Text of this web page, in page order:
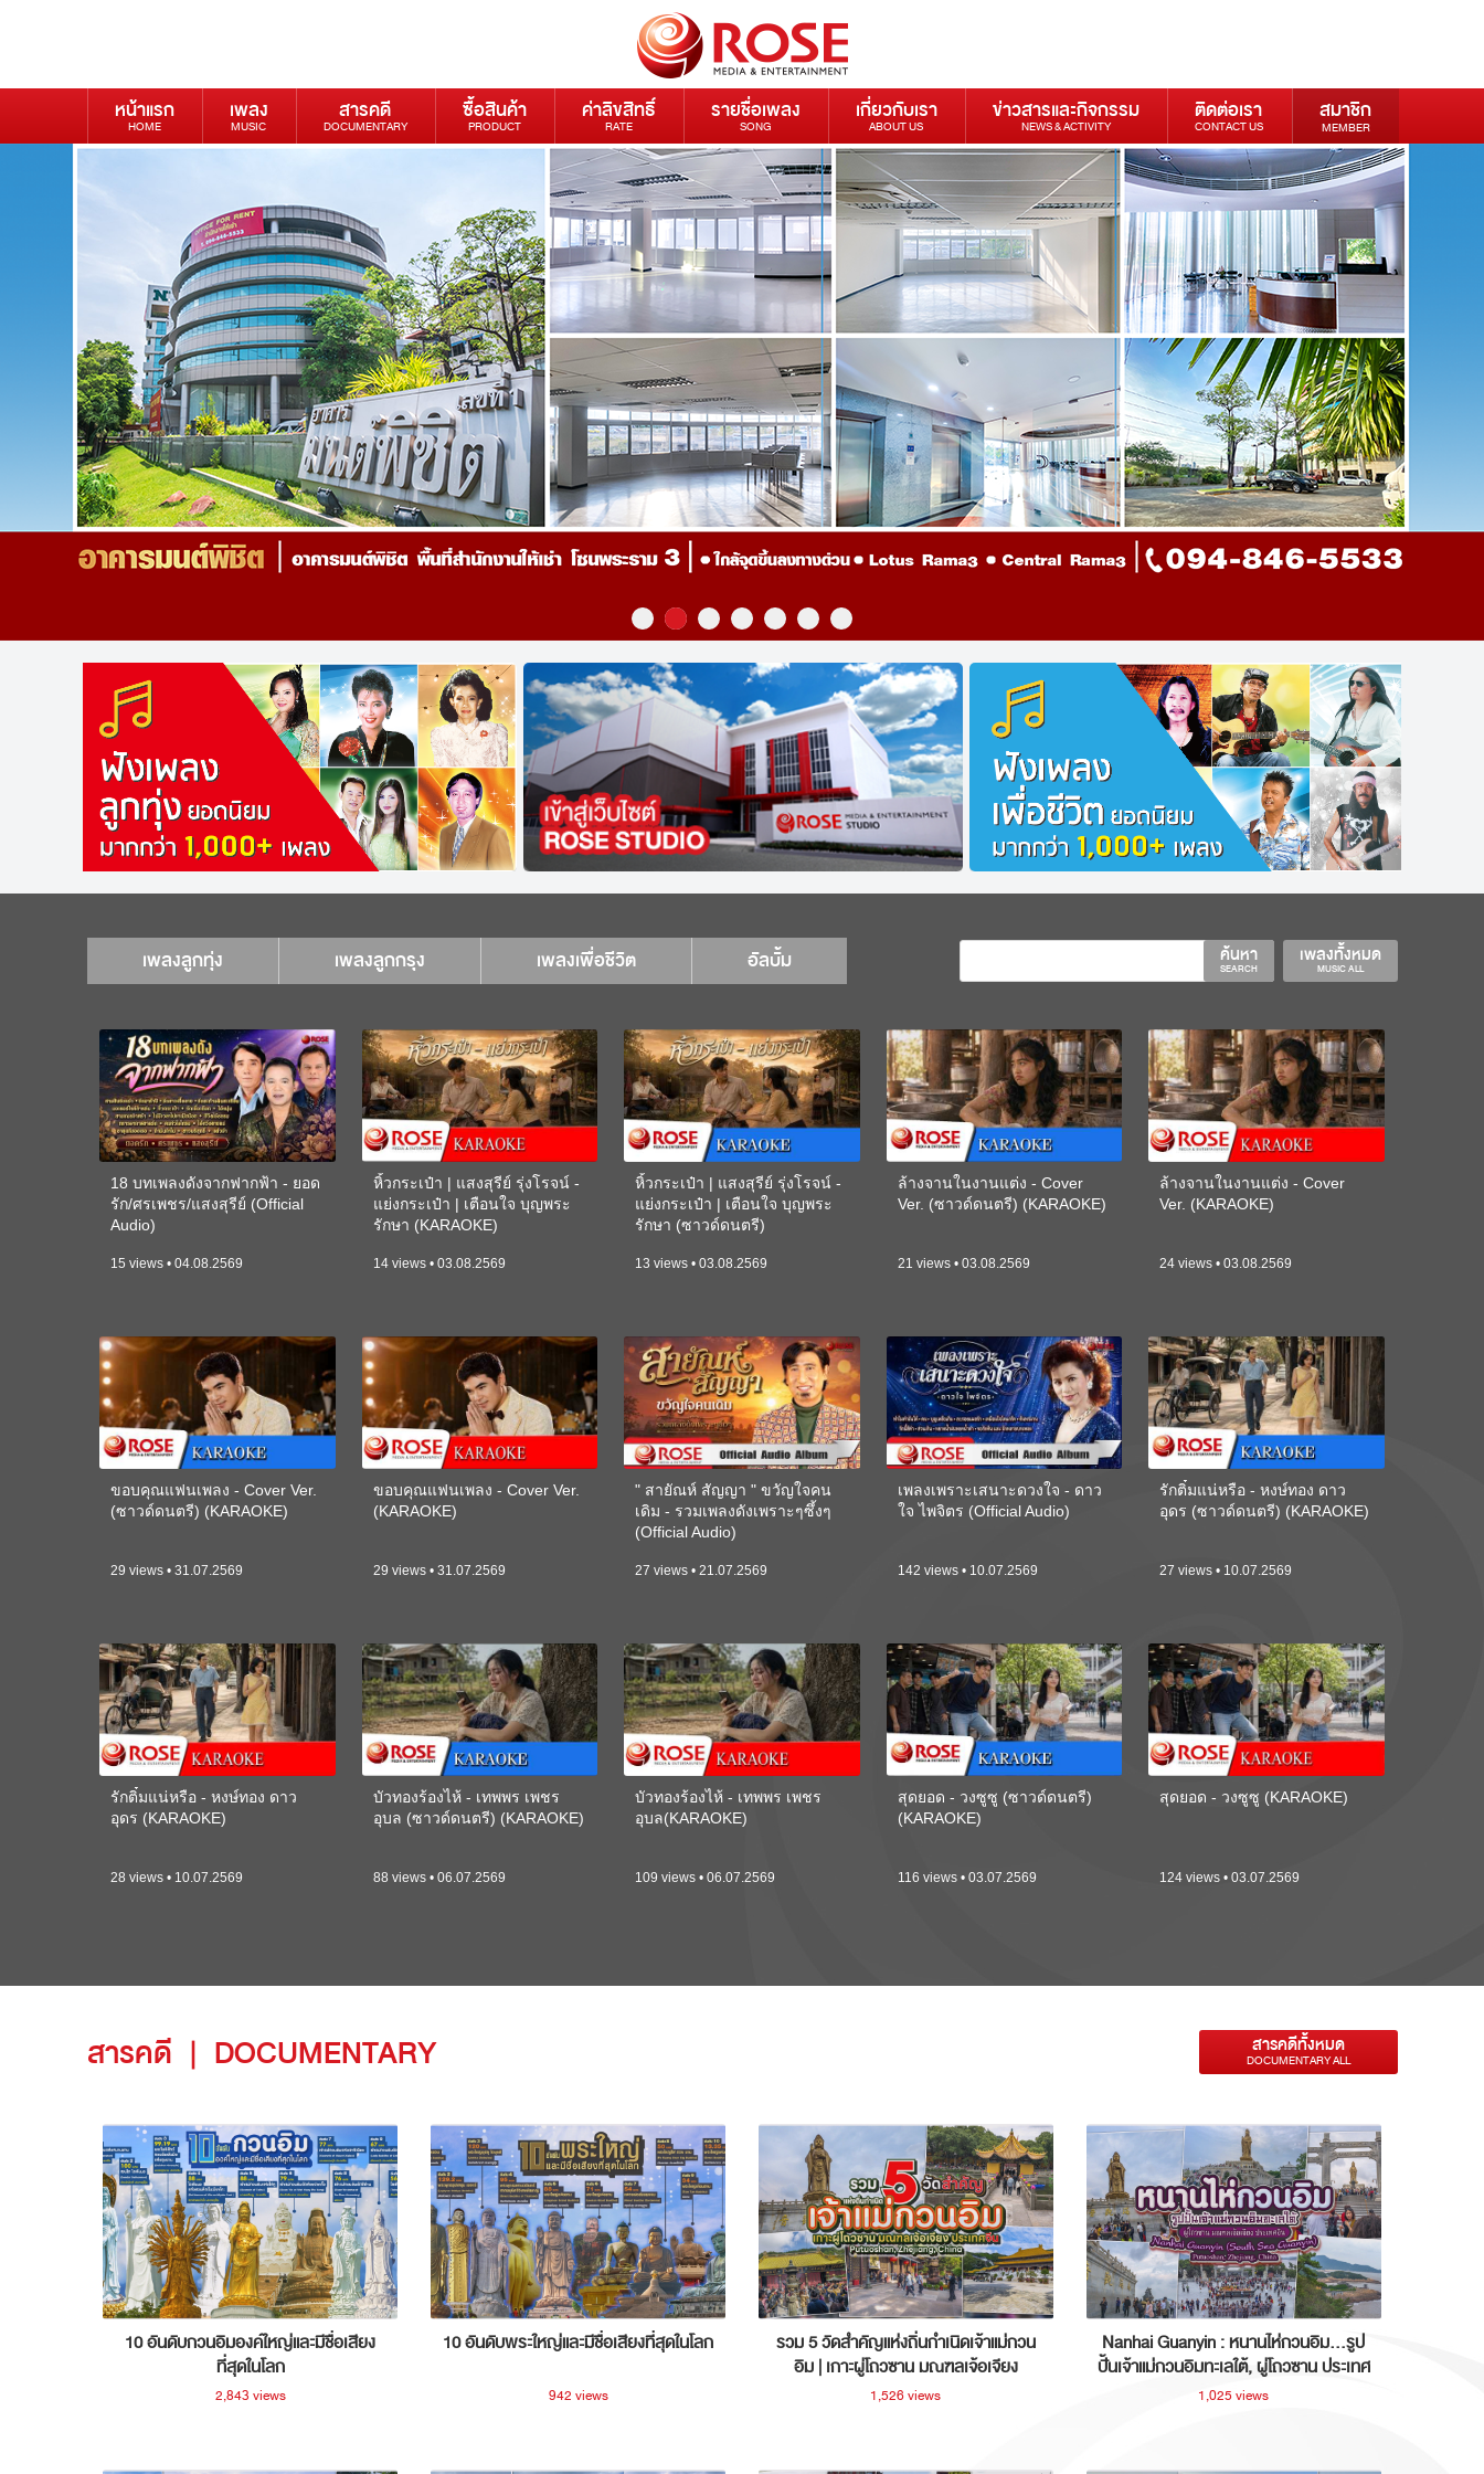
หน้าแรก
HOME
เพลง
MUSIC
สารคดี
DOCUMENTARY
ซื้อสินค้า
PRODUCT
ค่าลิขสิทธิ์
RATE
รายชื่อเพลง
SONG
เกี่ยวกับเรา
ABOUT US
ข่าวสารและกิจกรรม
NEWS & ACTIVITY
ติดต่อเรา
CONTACT US
สมาชิก
MEMBER
เพลงลูกทุ่ง เพลงลูกกรุง เพลงเพื่อชีวิต อัลบั้ม เพลงทั้งหมด
MUSIC ALL
ค้นหา
SEARCH
18 บทเพลงดังจากฟากฟ้า - ยอด
รัก/ศรเพชร/แสงสุรีย์ (Official
Audio)
15 views • 04.08.2569
หิ้วกระเป๋า | แสงสุรีย์ รุ่งโรจน์ -
แย่งกระเป๋า | เตือนใจ บุญพระ
รักษา (KARAOKE)
14 views • 03.08.2569
หิ้วกระเป๋า | แสงสุรีย์ รุ่งโรจน์ -
แย่งกระเป๋า | เตือนใจ บุญพระ
รักษา (ซาวด์ดนตรี)
13 views • 03.08.2569
ล้างจานในงานแต่ง - Cover
Ver. (ซาวด์ดนตรี) (KARAOKE)
21 views • 03.08.2569
ล้างจานในงานแต่ง - Cover
Ver. (KARAOKE)
24 views • 03.08.2569
ขอบคุณแฟนเพลง - Cover Ver.
(ซาวด์ดนตรี) (KARAOKE)
29 views • 31.07.2569
ขอบคุณแฟนเพลง - Cover Ver.
(KARAOKE)
29 views • 31.07.2569
" สายัณห์ สัญญา " ขวัญใจคน
เดิม - รวมเพลงดังเพราะๆซึ้งๆ
(Official Audio)
27 views • 21.07.2569
เพลงเพราะเสนาะดวงใจ - ดาว
ใจ ไพจิตร (Official Audio)
142 views • 10.07.2569
รักติ๋มแน่หรือ - หงษ์ทอง ดาว
อุดร (ซาวด์ดนตรี) (KARAOKE)
27 views • 10.07.2569
รักติ๋มแน่หรือ - หงษ์ทอง ดาว
อุดร (KARAOKE)
28 views • 10.07.2569
บัวทองร้องไห้ - เทพพร เพชร
อุบล (ซาวด์ดนตรี) (KARAOKE)
88 views • 06.07.2569
บัวทองร้องไห้ - เทพพร เพชร
อุบล(KARAOKE)
109 views • 06.07.2569
สุดยอด - วงซูซู (ซาวด์ดนตรี)
(KARAOKE)
116 views • 03.07.2569
สุดยอด - วงซูซู (KARAOKE)
124 views • 03.07.2569
สารคดี | DOCUMENTARY สารคดีทั้งหมด
DOCUMENTARY ALL
10 อันดับกวนอิมองค์ใหญ่และมีชื่อเสียง
ที่สุดในโลก
2,843 views
10 อันดับพระใหญ่และมีชื่อเสียงที่สุดในโลก
942 views
รวม 5 วัดสำคัญแห่งถิ่นกำเนิดเจ้าแม่กวน
อิม | เกาะผู่โถวซาน มณฑลเจ้อเจียง
ประเทศจีน
1,526 views
Nanhai Guanyin : หนานไห่กวนอิม...รูป
ปั้นเจ้าแม่กวนอิมทะเลใต้, ผู่โถวซาน ประเทศ
จีน
1,025 views